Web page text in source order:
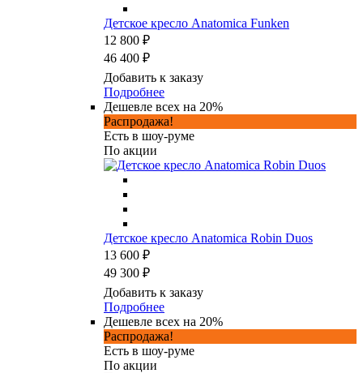
Детское кресло Anatomica Funken
12 800 ₽
46 400 ₽
Добавить к заказу
Подробнее
Дешевле всех на 20%
Распродажа!
Есть в шоу-руме
По акции
Детское кресло Anatomica Robin Duos
13 600 ₽
49 300 ₽
Добавить к заказу
Подробнее
Дешевле всех на 20%
Распродажа!
Есть в шоу-руме
По акции